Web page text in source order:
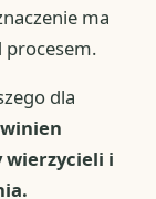
ma
procesem.
dla
wierzycieli i